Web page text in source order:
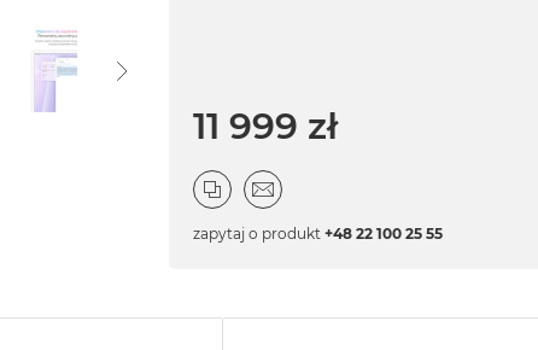
11 999 zł
zapytaj o produkt +48 22 100 25 55